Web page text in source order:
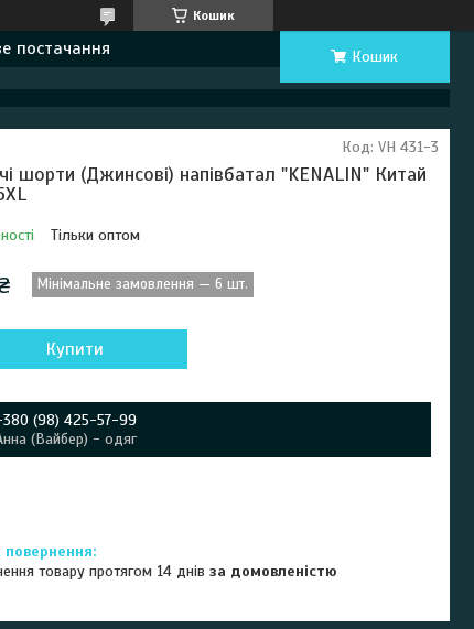
Кошик
постачання Кошик
шорти (Джинсові) напівбатал "KENALIN" Китай
Тільки оптом
Код: VH 431-3
Мінімальне замовлення — 6 шт.
Купити
(98) 425-57-99
(Вайбер) - одяг
товару протягом 14 днівза домовленістю